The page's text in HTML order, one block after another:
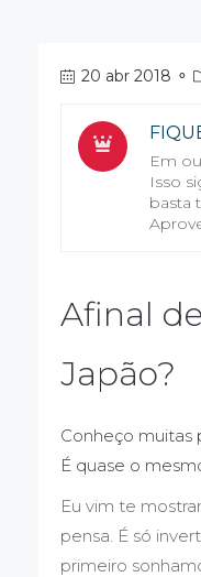
20 abr 2018 ⚬
Em
Isso
basta
Afinal
Japão?
Conheço muitas
É quase o
Eu vim te
pensa. É só
primeiro